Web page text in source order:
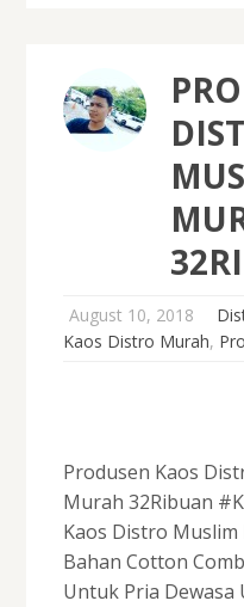
August 10, 2018
Kaos Distro Murah,
Produsen Kaos
Murah 32Ribuan
Kaos Distro Muslim
Bahan Cotton
Untuk Pria